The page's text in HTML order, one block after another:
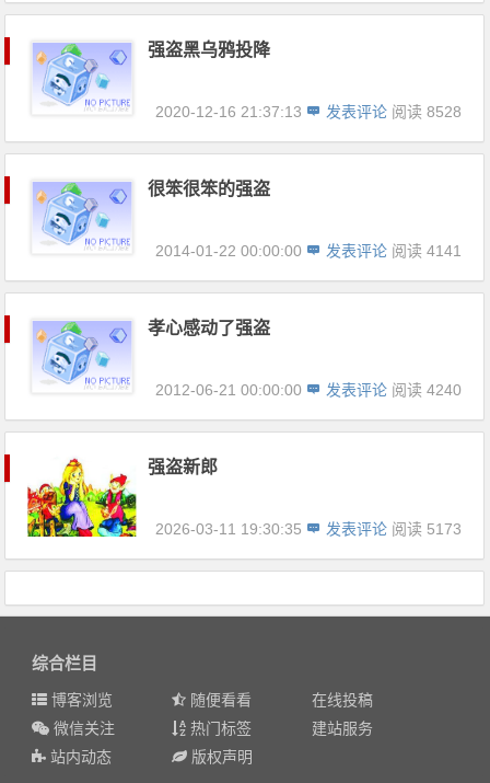
强盗黑乌鸦投降
2020-12-16 21:37:13 发表评论 阅读 8528
很笨很笨的强盗
2014-01-22 00:00:00 发表评论 阅读 4141
孝心感动了强盗
2012-06-21 00:00:00 发表评论 阅读 4240
强盗新郎
2026-03-11 19:30:35 发表评论 阅读 5173
综合栏目
博客浏览 随便看看
在线投稿
微信关注
热门标签
建站服务
站内动态
版权声明